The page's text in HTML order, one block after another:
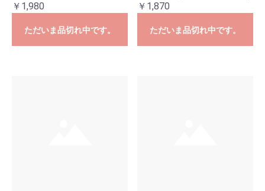
￥1,980
ただいま品切れ中です。
￥1,870
ただいま品切れ中です。